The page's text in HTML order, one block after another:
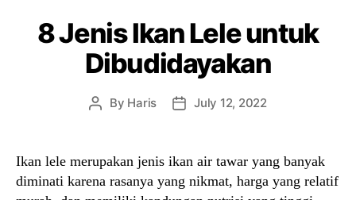
8 Jenis Ikan Lele untuk
Dibudidayakan
Post
By Haris
PostJuly 12, 2022
Ikan lele merupakan jenis ikan air tawar yang banyak
diminati karena rasanya yang nikmat, harga yang relatif